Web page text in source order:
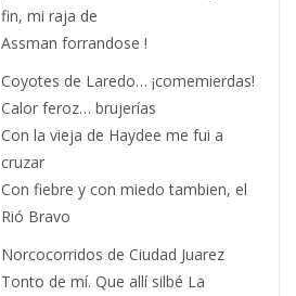
fin, mi raja de
Assman forrandose !
Coyotes de Laredo… ¡comemierdas!
Calor feroz… brujerías
Con la vieja de Haydee me fui a
cruzar
Con fiebre y con miedo tambien, el
Rió Bravo
Norcocorridos de Ciudad Juarez
Tonto de mí. Que allí silbé La